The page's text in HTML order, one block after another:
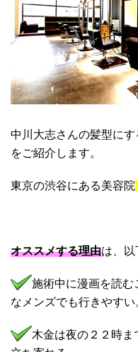
中川大志さんの髪型に
をご紹介します。
東京の渋谷にある美容院
オススメする理由は、以
施術中に漫画を読む
なメンズでも行きやすい
木金は夜の２２時ま